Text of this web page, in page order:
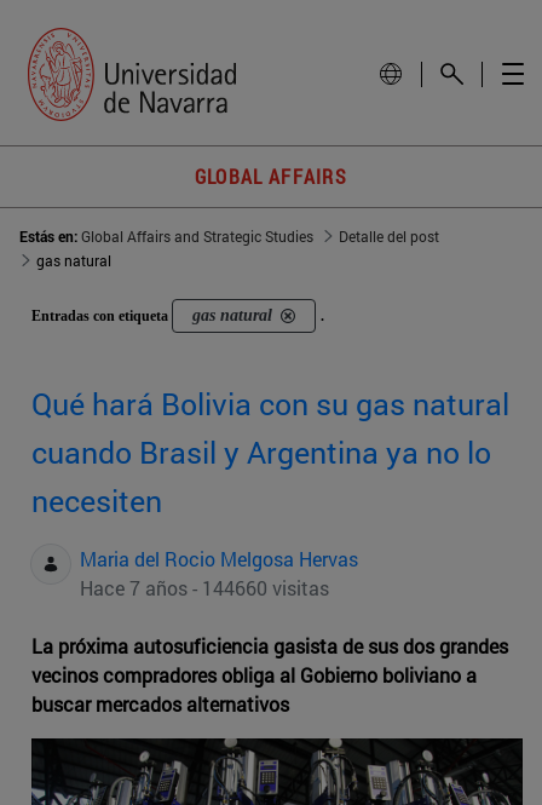
GLOBAL AFFAIRS
Estás en:Global Affairs and Strategic Studies
Detalle del post
gas natural
Entradas con etiqueta gas natural .
Qué hará Bolivia con su gas natural
cuando Brasil y Argentina ya no lo
necesiten
Maria del Rocio Melgosa Hervas
Hace 7 años - 144660 visitas
La próxima autosuficiencia gasista de sus dos grandes
vecinos compradores obliga al Gobierno boliviano a
buscar mercados alternativos